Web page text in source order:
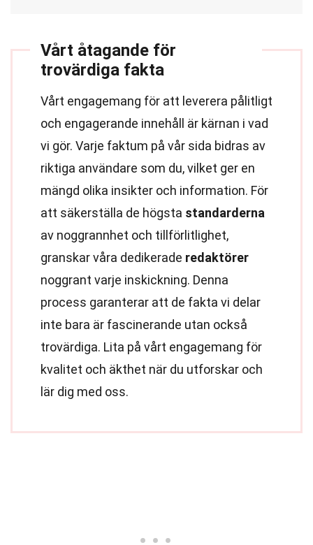
Vårt åtagande för
trovärdiga fakta
Vårt engagemang för att leverera pålitligt
och engagerande innehåll är kärnan i vad
vi gör. Varje faktum på vår sida bidras av
riktiga användare som du, vilket ger en
mängd olika insikter och information. För
att säkerställa de högsta standarderna
av noggrannhet och tillförlitlighet,
granskar våra dedikerade redaktörer
noggrant varje inskickning. Denna
process garanterar att de fakta vi delar
inte bara är fascinerande utan också
trovärdiga. Lita på vårt engagemang för
kvalitet och äkthet när du utforskar och
lär dig med oss.